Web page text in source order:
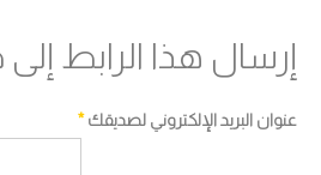
إرسال هذا الرابط
عنوان البريد الإلكتروني لصديقك*